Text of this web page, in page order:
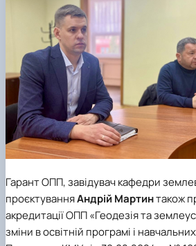
Гарант ОПП, завідувачкафедри
проєктуванняАндрій Мартинтакож
акредитаціїОПП «Геодезія та
зміни в освітній програмі і